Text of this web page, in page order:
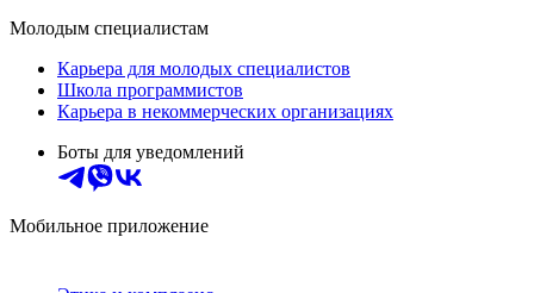
Молодым специалистам
Карьера для молодых специалистов
Школа программистов
Карьера в некоммерческих организациях
Боты для уведомлений
Мобильное приложение